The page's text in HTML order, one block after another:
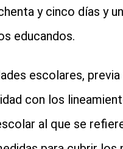
y cinco días y
educandos.
escolares,
con los
al que se